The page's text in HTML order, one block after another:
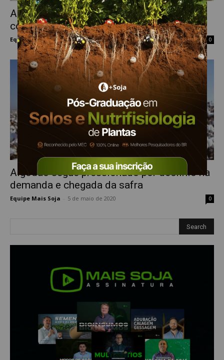
Algodão fecha em alta acentuada em NY
com apreensão com Tempestade...
Equipe Mais Soja - 15 de setembro de 2020 0
Algodão segue pressionado por declínio na
demanda e chegada da safra
Equipe Mais Soja 5 de maio de 2020 0